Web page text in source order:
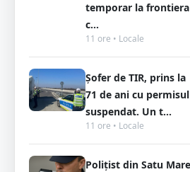
temporar la frontiera
c...
11 ore • Locale
Șofer de TIR, prins la
71 de ani cu permisul
suspendat. Un t...
11 ore • Locale
Polițist din Satu